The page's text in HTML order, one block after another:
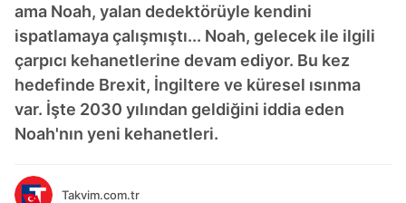
ama Noah, yalan dedektörüyle kendini
ispatlamaya çalışmıştı... Noah, gelecek ile ilgili
çarpıcı kehanetlerine devam ediyor. Bu kez
hedefinde Brexit, İngiltere ve küresel ısınma
var. İşte 2030 yılından geldiğini iddia eden
Noah'nın yeni kehanetleri.
Takvim.com.tr